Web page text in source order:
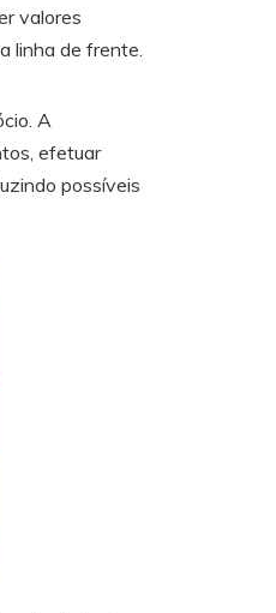
valores
linha de frente.
A
efetuar
possíveis